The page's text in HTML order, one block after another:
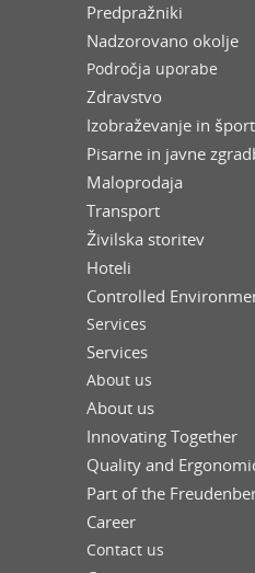
Predpražniki
Nadzorovano okolje
Področja uporabe
Zdravstvo
Izobraževanje in
Pisarne in javne
Maloprodaja
Transport
Živilska storitev
Hoteli
Controlled
Services
Services
About us
About us
Innovating Together
Quality and
Part of the
Career
Contact us